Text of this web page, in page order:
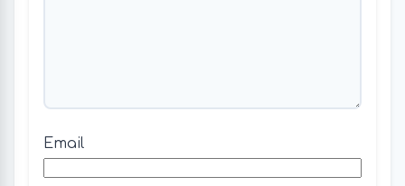
Email